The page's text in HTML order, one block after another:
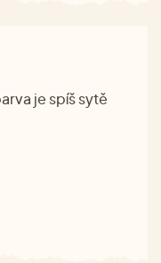
je spíš sytě